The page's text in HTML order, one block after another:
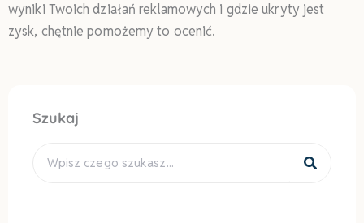
wyniki Twoich działań reklamowych i gdzie ukryty jest
zysk, chętnie pomożemy to ocenić.
Szukaj